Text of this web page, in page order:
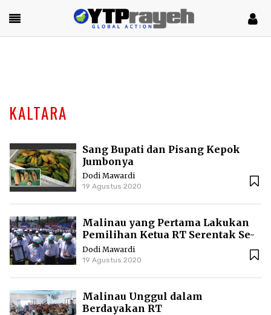
KALTARA
Sang Bupati dan Pisang Kepok
Jumbonya
Dodi Mawardi
19 Agustus 2020
Malinau yang Pertama Lakukan
Pemilihan Ketua RT Serentak Se-
Kabupaten
Dodi Mawardi
19 Agustus 2020
Malinau Unggul dalam
Berdayakan RT